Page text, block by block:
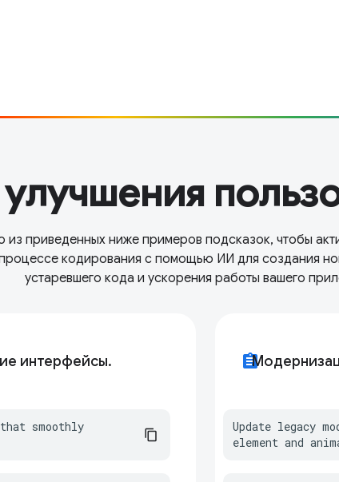
из приведенных ниже примеров подсказок, чтобы
кодирования с помощью ИИ для создания
устаревшего кода и ускорения работы вашего
интерфейсы.
smoothly
assignment
Update legacy
element and